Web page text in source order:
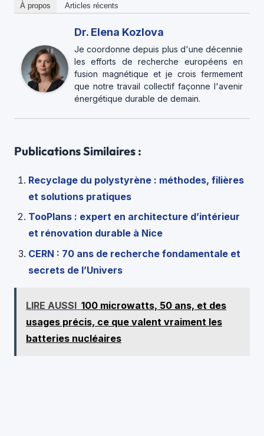
À propos Articles récents
Dr. Elena Kozlova
Je coordonne depuis plus d'une décennie
les efforts de recherche européens en
fusion magnétique et je crois fermement
que notre travail collectif façonne l'avenir
énergétique durable de demain.
Publications Similaires :
Recyclage du polystyrène : méthodes, filières
et solutions pratiques
TooPlans : expert en architecture d’intérieur
et rénovation durable à Nice
CERN : 70 ans de recherche fondamentale et
secrets de l’Univers
LIRE AUSSI 100 microwatts, 50 ans, et des
usages précis, ce que valent vraiment les
batteries nucléaires